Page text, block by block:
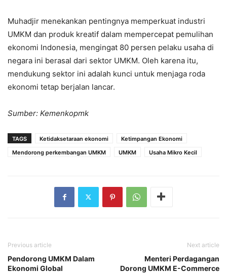
Muhadjir menekankan pentingnya memperkuat industri
UMKM dan produk kreatif dalam mempercepat pemulihan
ekonomi Indonesia, mengingat 80 persen pelaku usaha di
negara ini berasal dari sektor UMKM. Oleh karena itu,
mendukung sektor ini adalah kunci untuk menjaga roda
ekonomi tetap berjalan lancar.
Sumber: Kemenkopmk
TAGS Ketidaksetaraan ekonomi
Ketimpangan Ekonomi
Mendorong perkembangan UMKM
UMKM Usaha Mikro Kecil
Previous article
Pendorong UMKM Dalam
Ekonomi Global
Next article
Menteri Perdagangan
Dorong UMKM E-Commerce